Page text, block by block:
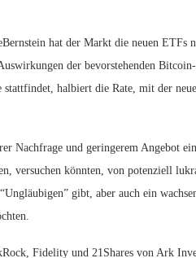
hat der Markt die neuen ETFs
der bevorstehenden
halbiert die Rate, mit der
Nachfrage und geringerem Angebot
versuchen könnten, von potenziell
gibt, aber auch ein
Fidelity und 21Shares von Ark